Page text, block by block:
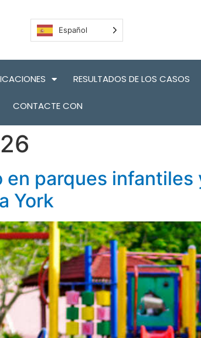
Español
RESULTADOS DE LOS CASOS
CONTACTE CON
parques
York